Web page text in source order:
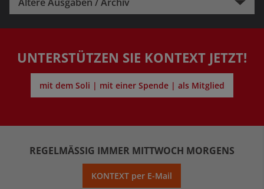
UNTERSTÜTZEN SIE KONTEXT JETZT!
mit dem Soli | mit einer Spende | als Mitglied
REGELMÄSSIG IMMER MITTWOCH MORGENS
KONTEXT per E-Mail